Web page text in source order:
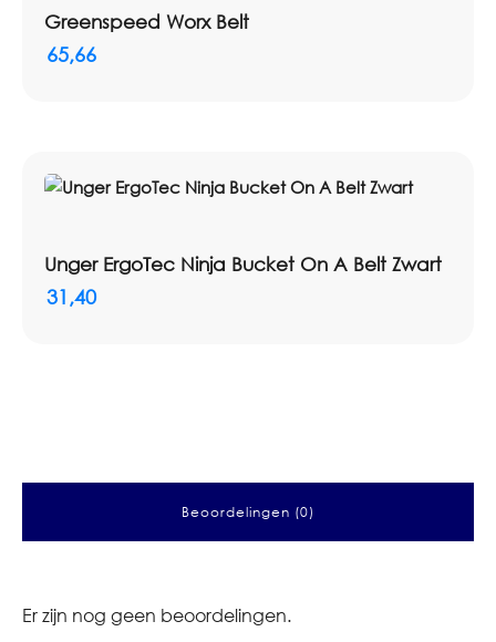
Greenspeed Worx Belt
65,66
Unger ErgoTec Ninja Bucket On A Belt Zwart
31,40
Beoordelingen (0)
Er zijn nog geen beoordelingen.